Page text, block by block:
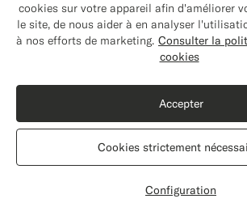
Bomber en velours côtelé vert foncé
Velours pur coton - Pontoglio, Italie
Expédition vers : États-
Mettez à jour votre adresse pour
pour vous.
États-Unis(USD)
Modifier l'adresse
cookies sur votre appareil afin d'améliorer
le site, de nous aider à en analyser
à nos efforts de marketing. Consulter la
cookies
Configuration
Cookies strictement
Accepter